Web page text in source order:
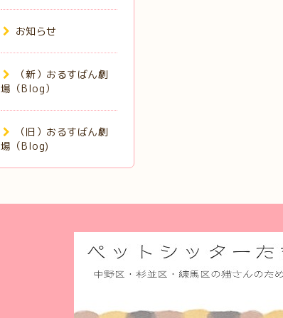
お知らせ
（新）おるすばん劇
場（Blog）
（旧）おるすばん劇
場（Blog)